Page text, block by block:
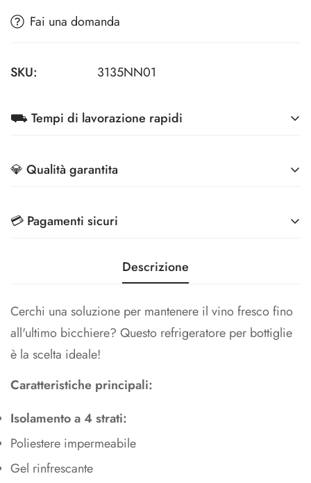
Fai una domanda
SKU: 3135NN01
⛟ Tempi di lavorazione rapidi
💎 Qualità garantita
💳 Pagamenti sicuri
Effettua i pagamenti in totale sicurezza, grazie ai
metodi di pagamento più sicuri sul mercato
Descrizione
Cerchi una soluzione per mantenere il vino fresco fino
all'ultimo bicchiere? Questo refrigeratore per bottiglie
è la scelta ideale!
Caratteristiche principali:
Isolamento a 4 strati:
Poliestere impermeabile
Gel rinfrescante